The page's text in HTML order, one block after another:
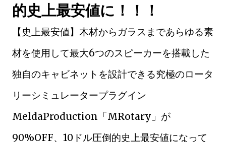
的史上最安値に！！！
【史上最安値】木材からガラスまであらゆる素
材を使用して最大6つのスピーカーを搭載した
独自のキャビネットを設計できる究極のロータ
リーシミュレータープラグイン
MeldaProduction「MRotary」が
90%OFF、10ドル圧倒的史上最安値になって